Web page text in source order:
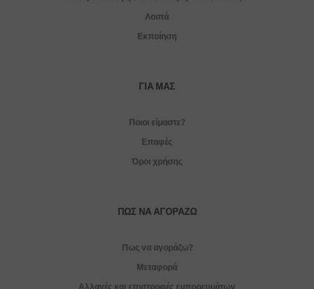
Λοιπά
Εκποίηση
ΓΙΑ ΜΑΣ
Ποιοι είμαστε?
Επαφές
Όροι χρήσης
ΠΏΣ ΝΑ ΑΓΟΡΆΖΩ
Πως να αγοράζω?
Μεταφορά
Αλλαγές και επιστροφές εμπορευμάτων